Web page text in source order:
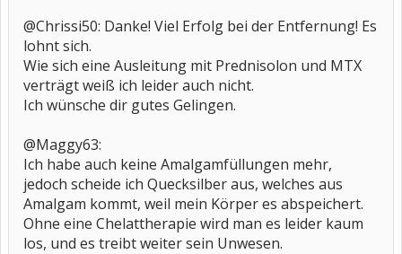
@Chrissi50: Danke! Viel Erfolg bei der Entfernung! Es
lohnt sich.
Wie sich eine Ausleitung mit Prednisolon und MTX
verträgt weiß ich leider auch nicht.
Ich wünsche dir gutes Gelingen.
@Maggy63:
Ich habe auch keine Amalgamfüllungen mehr,
jedoch scheide ich Quecksilber aus, welches aus
Amalgam kommt, weil mein Körper es abspeichert.
Ohne eine Chelattherapie wird man es leider kaum
los, und es treibt weiter sein Unwesen.